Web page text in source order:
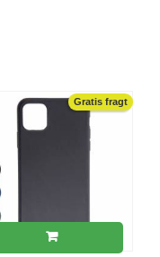
Gratis fragt